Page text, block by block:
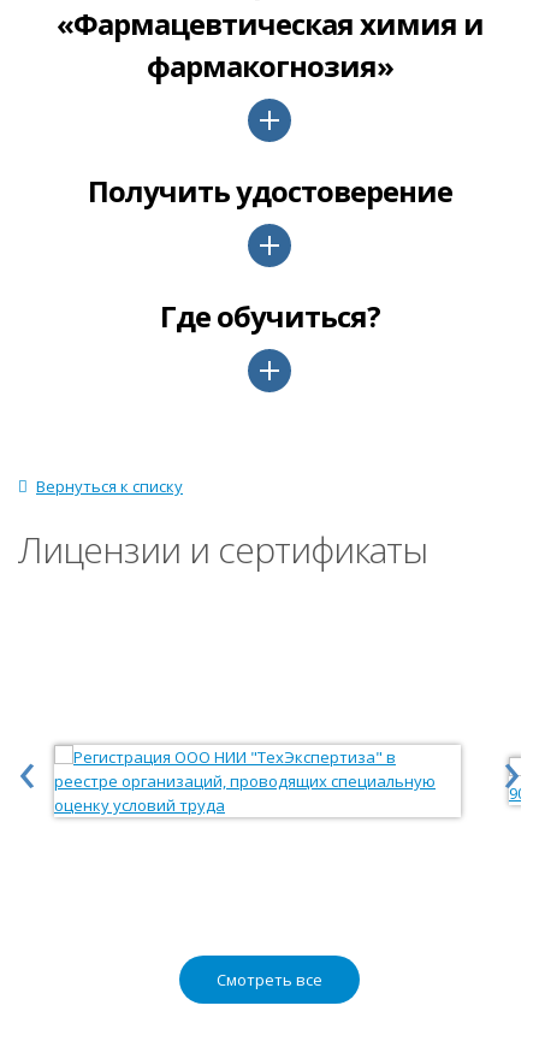
«Фармацевтическая химия и
фармакогнозия»
Получить удостоверение
Где обучиться?
Вернуться к списку
Лицензии и сертификаты
‹ ›
Смотреть все